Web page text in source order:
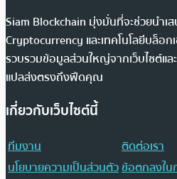
Siam Blockchain มุ่งมั่นที่จะช่วยนำเ
Cryptocurrency และเทคโนโลยีบล็อก
รวบรวมข้อมูลส่วนใหญ่จากเว็บไซต์แล
แปลส่งตรงถึงฟีดคุณ
เกี่ยวกับเว็บไซต์นี้
ทีมงาน
ติดต่อเรา
นโยบายความเป็นส่วนตัวข้อตกลงใน